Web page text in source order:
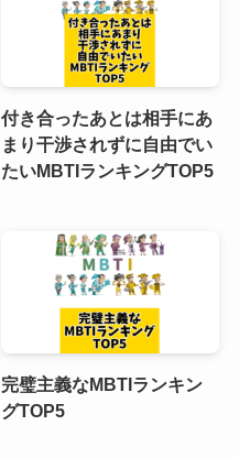
付き合ったあとは相手にあ
まり干渉されずに自由でい
たいMBTIランキングTOP5
完璧主義なMBTIランキン
グTOP5